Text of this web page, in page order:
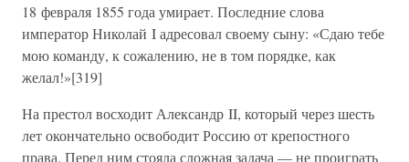
18 февраля 1855 года умирает. Последние слова
император Николай I адресовал своему сыну: «Сдаю тебе
мою команду, к сожалению, не в том порядке, как
желал!»[319]
На престол восходит Александр II, который через шесть
лет окончательно освободит Россию от крепостного
права. Перед ним стояла сложная задача — не проиграть